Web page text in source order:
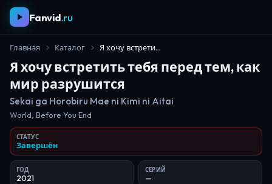
Fanvid.ru
Главная Каталог Я хочу встретить тебя перед тем, как мир разрушится
Я хочу встретить тебя перед тем, как
мир разрушится
Sekai ga Horobiru Mae ni Kimi ni Aitai
World, Before You End
СТАТУС
Завершён
ГОД
2021
СЕРИЙ
—